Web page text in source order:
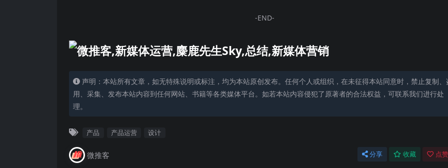
-END-
声明：本站所有文章，如无特殊说明或标注，均为本站原创发布。任何个人或组织，在未征得本站同意时，禁止复制、
用、采集、发布本站内容到任何网站、书籍等各类媒体平台。如若本站内容侵犯了原著者的合法权益，可联系我们进行处
理。
产品 产品运营 设计
微推客 分享 收藏 点